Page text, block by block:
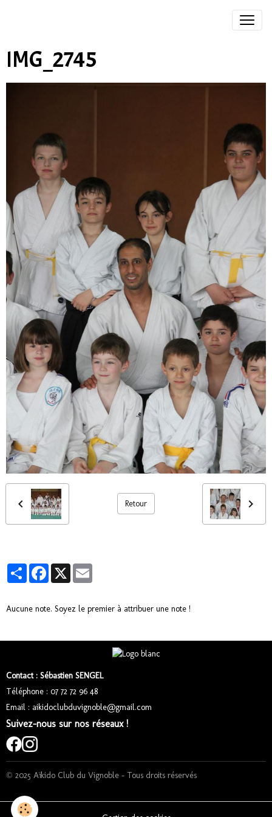
IMG_2745
Retour
PartagerFacebook
X
Aucune note. Soyez le premier à attribuer une note !
Contact : Sébastien SENGEL
Téléphone : 07 72 72 96 48
Email : aikidoclubduvignoble@gmail.com
Suivez-nous sur nos réseaux !
© 2025 Aïkido Club du Vignoble – Tous droits réservés